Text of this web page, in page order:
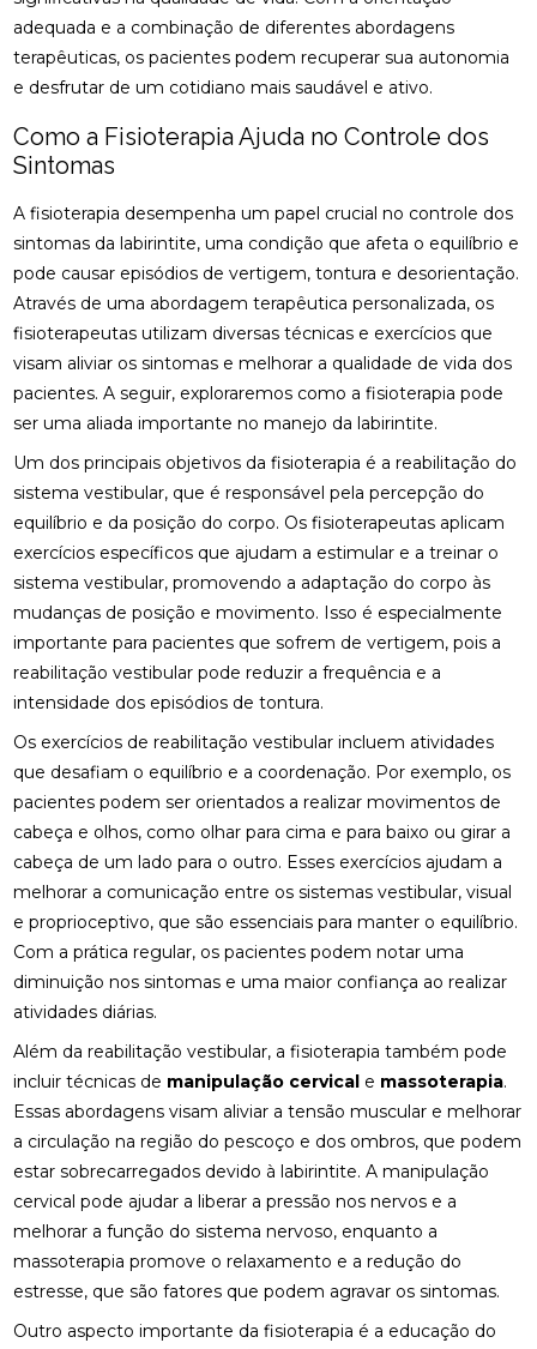
adequada e a combinação de diferentes abordagens
terapêuticas, os pacientes podem recuperar sua autonomia
e desfrutar de um cotidiano mais saudável e ativo.
Como a Fisioterapia Ajuda no Controle dos
Sintomas
A fisioterapia desempenha um papel crucial no controle dos
sintomas da labirintite, uma condição que afeta o equilíbrio e
pode causar episódios de vertigem, tontura e desorientação.
Através de uma abordagem terapêutica personalizada, os
fisioterapeutas utilizam diversas técnicas e exercícios que
visam aliviar os sintomas e melhorar a qualidade de vida dos
pacientes. A seguir, exploraremos como a fisioterapia pode
ser uma aliada importante no manejo da labirintite.
Um dos principais objetivos da fisioterapia é a reabilitação do
sistema vestibular, que é responsável pela percepção do
equilíbrio e da posição do corpo. Os fisioterapeutas aplicam
exercícios específicos que ajudam a estimular e a treinar o
sistema vestibular, promovendo a adaptação do corpo às
mudanças de posição e movimento. Isso é especialmente
importante para pacientes que sofrem de vertigem, pois a
reabilitação vestibular pode reduzir a frequência e a
intensidade dos episódios de tontura.
Os exercícios de reabilitação vestibular incluem atividades
que desafiam o equilíbrio e a coordenação. Por exemplo, os
pacientes podem ser orientados a realizar movimentos de
cabeça e olhos, como olhar para cima e para baixo ou girar a
cabeça de um lado para o outro. Esses exercícios ajudam a
melhorar a comunicação entre os sistemas vestibular, visual
e proprioceptivo, que são essenciais para manter o equilíbrio.
Com a prática regular, os pacientes podem notar uma
diminuição nos sintomas e uma maior confiança ao realizar
atividades diárias.
Além da reabilitação vestibular, a fisioterapia também pode
incluir técnicas de manipulação cervical e massoterapia.
Essas abordagens visam aliviar a tensão muscular e melhorar
a circulação na região do pescoço e dos ombros, que podem
estar sobrecarregados devido à labirintite. A manipulação
cervical pode ajudar a liberar a pressão nos nervos e a
melhorar a função do sistema nervoso, enquanto a
massoterapia promove o relaxamento e a redução do
estresse, que são fatores que podem agravar os sintomas.
Outro aspecto importante da fisioterapia é a educação do
QUIROPRAXIA PARA SUA SAÚDE
DESCUBRA OS BENEFÍCIOS DA OSTEOPATIA
DESCUBRA OS BENEFÍCIOS DA QUIROPRAXIA NA
FISIOTERAPIA
DESCUBRA OS BENEFÍCIOS DE UMA CLÍNICA DE
OSTEOPATIA PARA SUA SAÚDE
JOANETE
EM QUAIS CASOS A FISIOTERAPIA É
RECOMENDADA?
ENCONTRE A CLÍNICA DE QUIROPRAXIA PERTO DE
VOCÊ
PERTO DE VOCÊ
ENCONTRE QUIROPRAXIA PERTO DE VOCÊ
MELHORE A SAÚDE
ENCONTRE QUIROPRAXIA PERTO DE VOCÊ E
ENCONTRE QUIROPRAXIA PERTO DE VOCÊ PARA
ALÍVIO E BEM-ESTAR
ENCONTRE QUIROPRAXIA PERTO DE VOCÊ: TUDO
SOBRE O TEMA
ESTRATÉGIAS PARA ALIVIAR O NEUROMA DE
MORTON COM PALMILHAS
3D
FISIOTERAPIA DE REABILITAÇÃO VESTIBULAR PARA
MELHORAR SEU EQUILÍBRIO
FISIOTERAPIA DE REABILITAÇÃO VESTIBULAR PARA
MELHORAR SEU EQUILÍBRIO
BENEFÍCIOS E PRÁTICAS
FISIOTERAPIA MOTORA E RESPIRATÓRIA: